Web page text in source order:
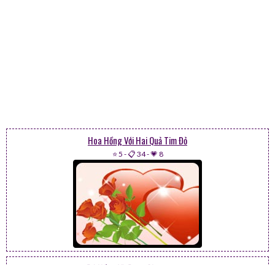
Hoa Hồng Với Hai Quả Tim Đỏ
⭐ 5 -📋 34-💗 8